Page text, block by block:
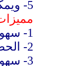
5-
1-
2-
3-